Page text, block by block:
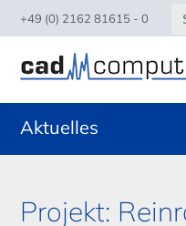
+49 (0) 2162 81615 - 0
Aktuelles
Projekt: